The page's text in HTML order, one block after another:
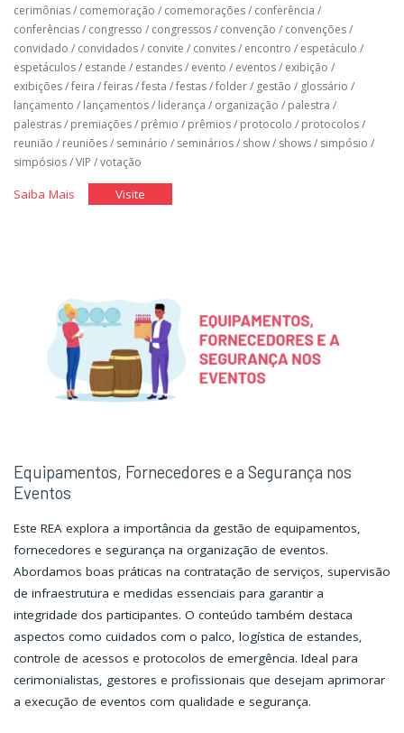
cerimônias/ comemoração / comemorações/ conferência /
conferências/ congresso / congressos/ convenção / convenções/
convidado / convidados/ convite / convites/ encontro / espetáculo /
espetáculos/ estande / estandes/ evento / eventos/ exibição /
exibições/feira /feiras/festa /festas/folder/ gestão / glossário /
lançamento / lançamentos/ liderança / organização / palestra /
palestras/ premiações/ prêmio / prêmios/ protocolo / protocolos/
reunião / reuniões/ seminário / seminários/ show/ shows/ simpósio /
simpósios/VIP /votação
Saiba Mais"GlossárioVisite"Glossário
Equipamentos, Fornecedores e a Segurança nos
Eventos
Este REA explora a importância da gestão de equipamentos,
fornecedores e segurança na organização de eventos.
Abordamos boas práticas na contratação de serviços, supervisão
de infraestrutura e medidas essenciais para garantir a
integridade dos participantes. O conteúdo também destaca
aspectos como cuidados com o palco, logística de estandes,
controle de acessos e protocolos de emergência. Ideal para
cerimonialistas, gestores e profissionais que desejam aprimorar
a execução de eventos com qualidade e segurança.